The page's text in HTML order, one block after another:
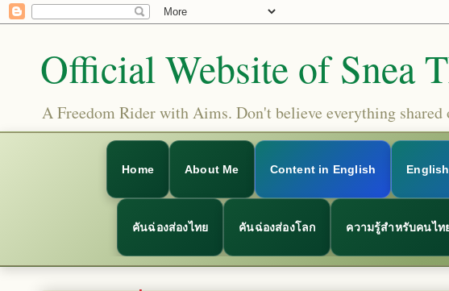
Official Website of Snea
A Freedom Rider with Aims. Don't believe everything
Home About Me Content in English
คันฉ่องส่องไทย คันฉ่องส่องโลก ความรู้สำหรับคนไท